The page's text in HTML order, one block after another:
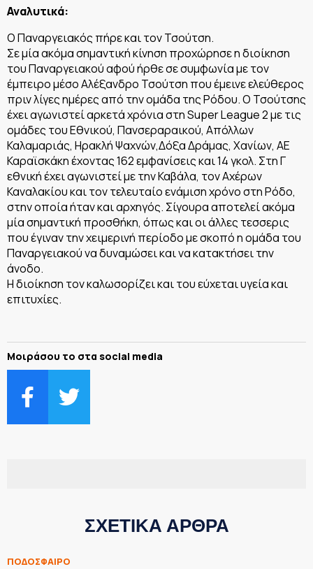
Αναλυτικά:
Ο Παναργειακός πήρε και τον Τσούτση.
Σε μία ακόμα σημαντική κίνηση προχώρησε η διοίκηση
του Παναργειακού αφού ήρθε σε συμφωνία με τον
έμπειρο μέσο Αλέξανδρο Τσούτση που έμεινε ελεύθερος
πριν λίγες ημέρες από την ομάδα της Ρόδου. Ο Τσούτσης
έχει αγωνιστεί αρκετά χρόνια στη Super League 2 με τις
ομάδες του Εθνικού, Πανσεραραικού, Απόλλων
Καλαμαριάς, Ηρακλή Ψαχνών,Δόξα Δράμας, Χανίων, ΑΕ
Καραϊσκάκη έχοντας 162 εμφανίσεις και 14 γκολ. Στη Γ
εθνική έχει αγωνιστεί με την Καβάλα, τον Αχέρων
Καναλακίου και τον τελευταίο ενάμιση χρόνο στη Ρόδο,
στην οποία ήταν και αρχηγός. Σίγουρα αποτελεί ακόμα
μία σημαντική προσθήκη, όπως και οι άλλες τεσσερις
που έγιναν την χειμερινή περίοδο με σκοπό η ομάδα του
Παναργειακού να δυναμώσει και να κατακτήσει την
άνοδο.
Η διοίκηση τον καλωσορίζει και του εύχεται υγεία και
επιτυχίες.
Μοιράσου το στα social media
ΣΧΕΤΙΚΑ ΑΡΘΡΑ
ΠΟΔΟΣΦΑΙΡΟ